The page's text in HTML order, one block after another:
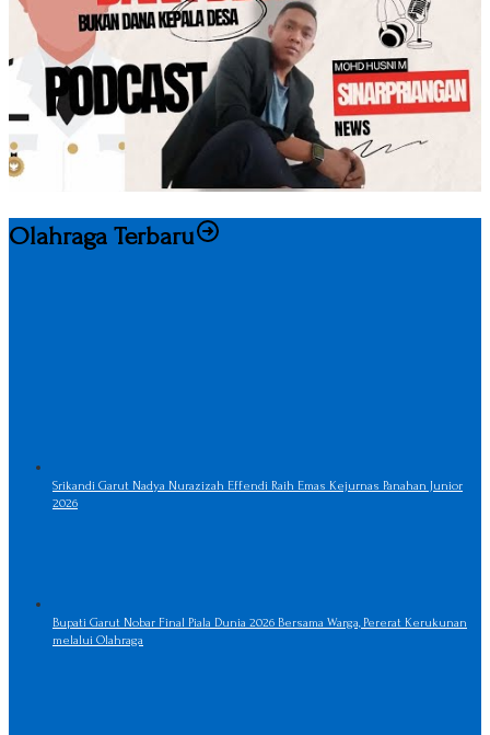
Olahraga Terbaru
Srikandi Garut Nadya Nurazizah Effendi Raih Emas Kejurnas Panahan Junior
2026
Bupati Garut Nobar Final Piala Dunia 2026 Bersama Warga, Pererat Kerukunan
melalui Olahraga